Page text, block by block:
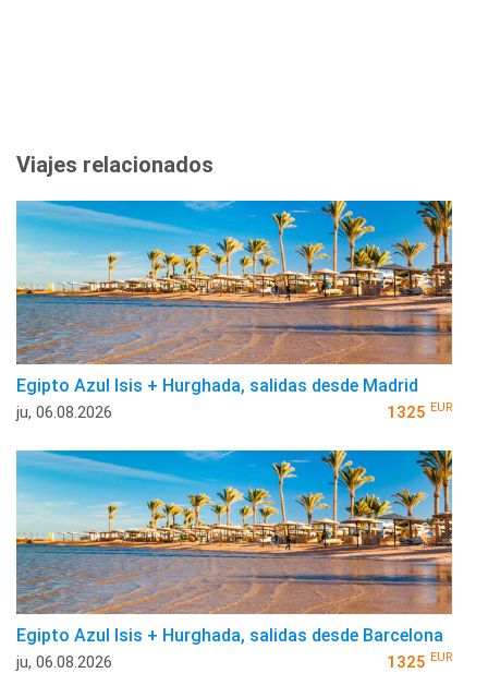
Viajes relacionados
Egipto Azul Isis + Hurghada, salidas desde Madrid
ju, 06.08.2026 1325 EUR
Egipto Azul Isis + Hurghada, salidas desde Barcelona
ju, 06.08.2026 1325 EUR